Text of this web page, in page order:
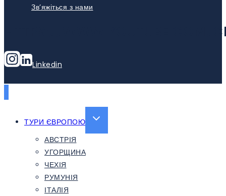
Зв’яжіться з нами
HTTPS://WWW.YOUTUBE.COM/
Linkedin
ТУРИ ЄВРОПОЮ
EXPAND
АВСТРІЯ
УГОРЩИНА
ЧЕХІЯ
РУМУНІЯ
ІТАЛІЯ